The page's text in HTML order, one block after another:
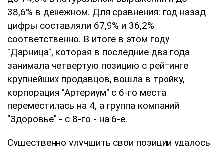
38,6% в денежном. Для сравнения: год назад
цифры составляли 67,9% и 36,2%
соответственно. В итоге в этом году
"Дарница", которая в последние два года
занимала четвертую позицию с рейтинге
крупнейших продавцов, вошла в тройку,
корпорация "Артериум" с 6-го места
переместилась на 4, а группа компаний
"Здоровье" - с 8-го - на 6-е.
Существенно улучшить свои позиции удалось